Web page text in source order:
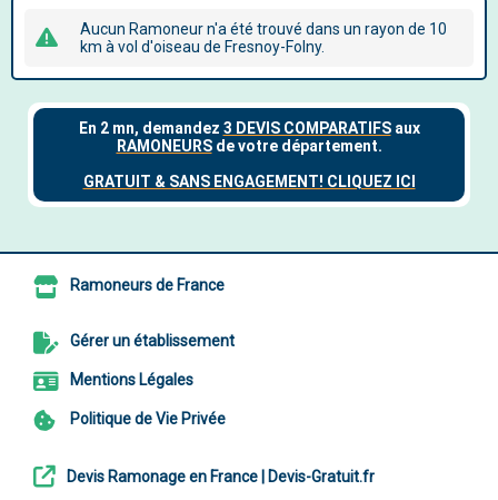
Aucun Ramoneur n'a été trouvé dans un rayon de 10
km à vol d'oiseau de Fresnoy-Folny.
Ramoneurs de France
Gérer un établissement
Mentions Légales
Politique de Vie Privée
Devis Ramonage en France | Devis-Gratuit.fr